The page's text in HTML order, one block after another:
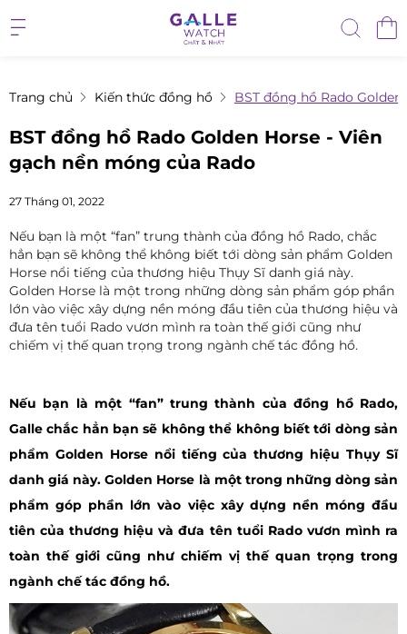
Trang chủ Kiến thức đồng hồ BST đồng hồ Rado
BST đồng hồ Rado Golden Horse - Viên
gạch nền móng của Rado
27 Tháng 01, 2022
Nếu bạn là một “fan” trung thành của đồng hồ Rado, chắc
hẳn bạn sẽ không thể không biết tới dòng sản phẩm Golden
Horse nổi tiếng của thương hiệu Thụy Sĩ danh giá này.
Golden Horse là một trong những dòng sản phẩm góp phần
lớn vào việc xây dựng nền móng đầu tiên của thương hiệu và
đưa tên tuổi Rado vươn mình ra toàn thế giới cũng như
chiếm vị thế quan trọng trong ngành chế tác đồng hồ.
Nếu bạn là một “fan” trung thành của đồng hồ Rado,
Galle chắc hẳn bạn sẽ không thể không biết tới dòng sản
phẩm Golden Horse nổi tiếng của thương hiệu Thụy Sĩ
danh giá này. Golden Horse là một trong những dòng sản
phẩm góp phần lớn vào việc xây dựng nền móng đầu
tiên của thương hiệu và đưa tên tuổi Rado vươn mình ra
toàn thế giới cũng như chiếm vị thế quan trọng trong
ngành chế tác đồng hồ.